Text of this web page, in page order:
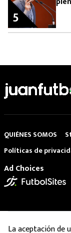
5
QUIÉNES SOMOS
Políticas de
Ad Choices
La aceptación de